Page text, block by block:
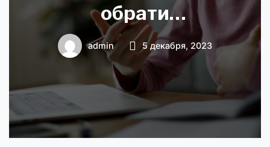
обрати
найкращого
admin 5 декабря, 2023